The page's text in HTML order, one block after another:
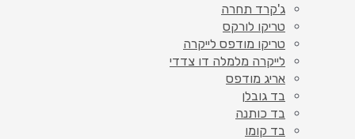
ג'קרד תחרה
טריקו לורקס
טריקו מודפס לייקרה
לייקרה מלמלה דו צדדי
אריג מודפס
בד גובלן
בד כותנה
בד קומו